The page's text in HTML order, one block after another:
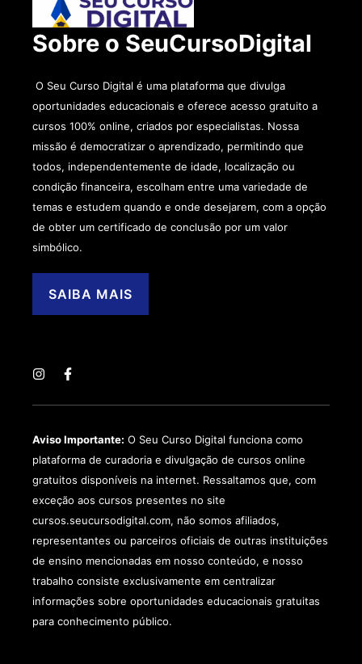
Sobre o SeuCursoDigital
O Seu Curso Digital é uma plataforma que divulga
oportunidades educacionais e oferece acesso gratuito a
cursos 100% online, criados por especialistas. Nossa
missão é democratizar o aprendizado, permitindo que
todos, independentemente de idade, localização ou
condição financeira, escolham entre uma variedade de
temas e estudem quando e onde desejarem, com a opção
de obter um certificado de conclusão por um valor
simbólico.
SAIBA MAIS
Aviso Importante: O Seu Curso Digital funciona como
plataforma de curadoria e divulgação de cursos online
gratuitos disponíveis na internet. Ressaltamos que, com
exceção aos cursos presentes no site
cursos.seucursodigital.com, não somos afiliados,
representantes ou parceiros oficiais de outras instituições
de ensino mencionadas em nosso conteúdo, e nosso
trabalho consiste exclusivamente em centralizar
informações sobre oportunidades educacionais gratuitas
para conhecimento público.